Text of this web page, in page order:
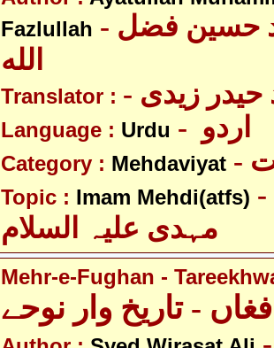
Fazlullah - آیت اللہ محمّد حسین فضل
الله
Translator :
Language : Urdu
Category : Mehdaviyat
Topic : Imam Mehdi(atfs) - امام محمّد
مہدی علیہ السلام
Mehr-e-Fughan -
- تاریخ وار نوحے